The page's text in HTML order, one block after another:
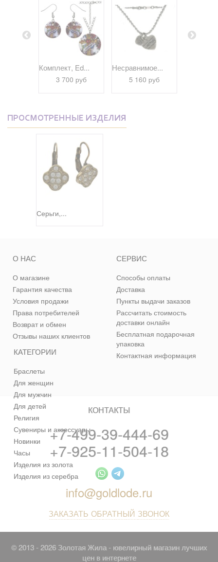
Комплект, Ed...
3 700 руб
Несравнимое...
5 160 руб
ПРОСМОТРЕННЫЕ ИЗДЕЛИЯ
Серьги,...
КАТЕГОРИИ
Браслеты
Для женщин
Для мужчин
Для детей
Религия
Сувениры и аксессуары
Новинки
Часы
Изделия из золота
Изделия из серебра
О НАС
О магазине
Гарантия качества
Условия продажи
Права потребителей
Возврат и обмен
Отзывы наших клиентов
СЕРВИС
Способы оплаты
Доставка
Пункты выдачи заказов
Рассчитать стоимость
доставки онлайн
Бесплатная подарочная
упаковка
Контактная информация
КОНТАКТЫ
+7-499-39-444-69
+7-925-11-504-18
info@goldlode.ru
ЗАКАЗАТЬ ОБРАТНЫЙ ЗВОНОК
© 2013 - 2026 Золотая Жила - ювелирный магазин лучших
цен в интернете